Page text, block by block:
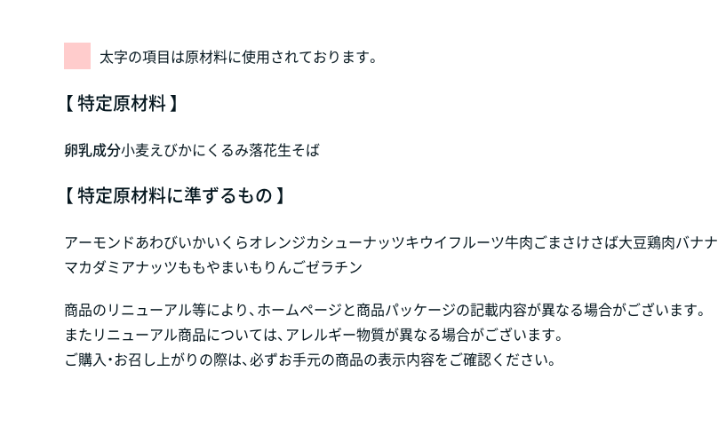
太字の項目は原材料に使用されております。
【 特定原材料 】
卵乳成分小麦えびかにくるみ落花生そば
【 特定原材料に準ずるもの 】
アーモンドあわびいかいくらオレンジカシューナッツキウイフルーツ牛肉ごまさけさば大豆鶏肉バナナ
マカダミアナッツももやまいも りんごゼラチン
商品のリニューアル等により、ホームページと商品パッケージの記載内容が異なる場合がございます。
またリニューアル商品については、アレルギー物質が異なる場合がございます。
ご購入・お召し上がりの際は、必ずお手元の商品の表示内容をご確認ください。